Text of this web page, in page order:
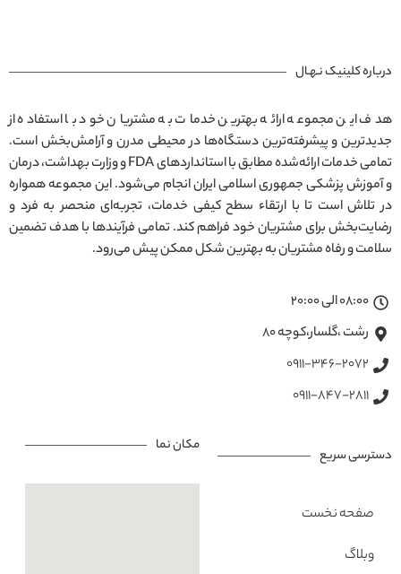
درباره کلینیک نـهـال
هدف این مجموعه ارائه بهترین خدمات به مشتریان خود با استفاده از
جدیدترین و پیشرفته‌ترین دستگاه‌ها در محیطی مدرن و آرامش‌بخش است.
تمامی خدمات ارائه‌شده مطابق با استانداردهای FDA و وزارت بهداشت، درمان
و آموزش پزشکی جمهوری اسلامی ایران انجام می‌شود. این مجموعه همواره
در تلاش است تا با ارتقاء سطح کیفی خدمات، تجربه‌ای منحصر به فرد و
رضایت‌بخش برای مشتریان خود فراهم کند. تمامی فرآیندها با هدف تضمین
سلامت و رفاه مشتریان به بهترین شکل ممکن پیش می‌رود.
08:00 الی 20:00
رشت ،گلسار،کوچه ۸۰
0911-346-2072
0911-847-2811
دسترسی سریع
صفحه نخست
وبلاگ
مکان نما